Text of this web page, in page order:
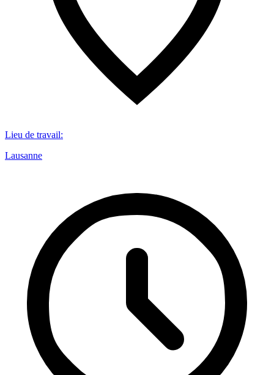
Lieu de travail:
Lausanne